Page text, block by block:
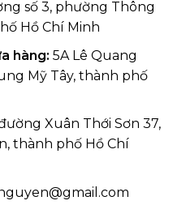
số 3, phường Thông
Hồ Chí Minh
hàng: 5A Lê Quang
Mỹ Tây, thành phố
Xuân Thới Sơn 37,
thành phố Hồ Chí